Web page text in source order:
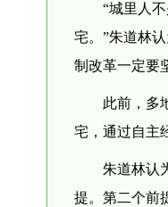
“城里人
宅。”朱道林
制改革一定要
此前，多
宅，通过自主
朱道林认
提。第二个前